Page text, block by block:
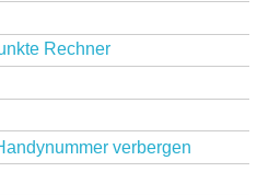
Rechner
verbergen